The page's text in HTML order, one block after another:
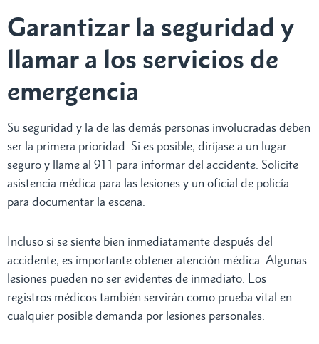
Garantizar la seguridad y
llamar a los servicios de
emergencia
Su seguridad y la de las demás personas involucradas deben
ser la primera prioridad. Si es posible, diríjase a un lugar
seguro y llame al 911 para informar del accidente. Solicite
asistencia médica para las lesiones y un oficial de policía
para documentar la escena.
Incluso si se siente bien inmediatamente después del
accidente, es importante obtener atención médica. Algunas
lesiones pueden no ser evidentes de inmediato. Los
registros médicos también servirán como prueba vital en
cualquier posible demanda por lesiones personales.